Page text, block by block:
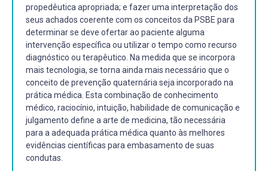
propedêutica apropriada; e fazer uma interpretação dos
seus achados coerente com os conceitos da PSBE para
determinar se deve ofertar ao paciente alguma
intervenção específica ou utilizar o tempo como recurso
diagnóstico ou terapêutico. Na medida que se incorpora
mais tecnologia, se torna ainda mais necessário que o
conceito de prevenção quaternária seja incorporado na
prática médica. Esta combinação de conhecimento
médico, raciocínio, intuição, habilidade de comunicação e
julgamento define a arte de medicina, tão necessária
para a adequada prática médica quanto às melhores
evidências científicas para embasamento de suas
condutas.